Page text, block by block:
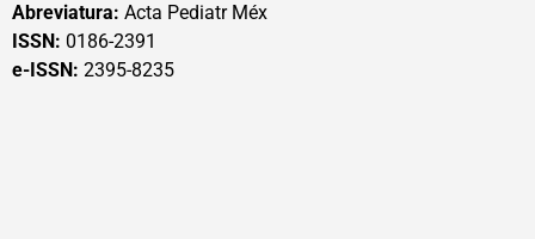
Abreviatura: Acta Pediatr Méx
ISSN: 0186-2391
e-ISSN: 2395-8235